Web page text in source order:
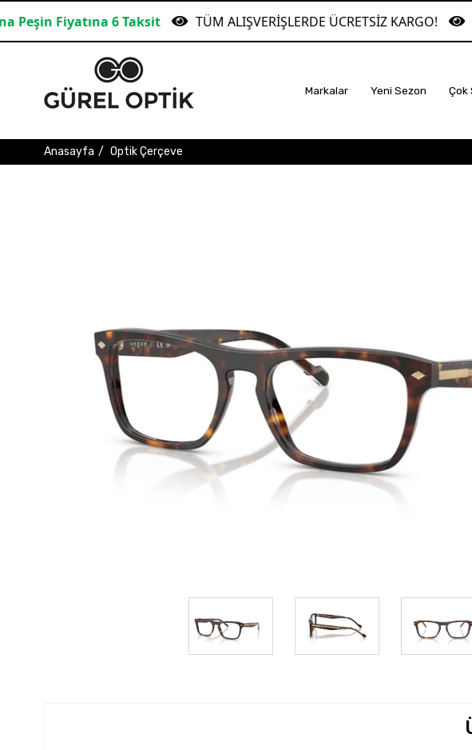
6 Taksit TÜM ALIŞVERİŞLERDE ÜCRETSİZ KARGO!
Markalar Yeni Sezon Çok
Anasayfa Optik Çerçeve